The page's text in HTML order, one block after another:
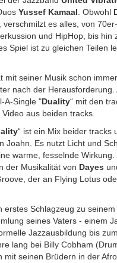
Yussef Kamaal . Obwohl
verschmilzt es alles, von
und HipHop, bis hin
Spiel ist zu gleichen Teilen
mit seiner Musik schon
nach der
A-Single "Duality“ mit den
Video aus beiden tracks.
“ ist ein Mix beider tracks
Joahn. Es nutzt Licht und
warme, fesselnde
der Musikalität von Dayes
der an Flying Lotus
erstes Schlagzeug zu
seines Vaters - einem
Jazzausbildung bis
lang bei Billy Cobham
mit seinen Brüdern in der